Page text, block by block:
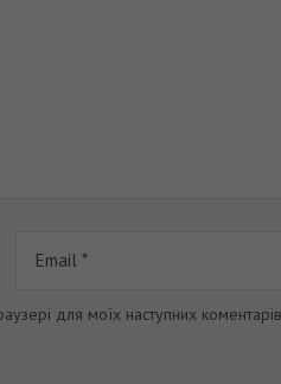
для моїх наступних коментарів.